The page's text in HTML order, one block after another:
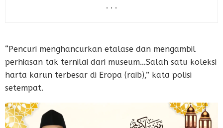
. . .
“Pencuri menghancurkan etalase dan mengambil
perhiasan tak ternilai dari museum…Salah satu koleksi
harta karun terbesar di Eropa (raib),” kata polisi
setempat.